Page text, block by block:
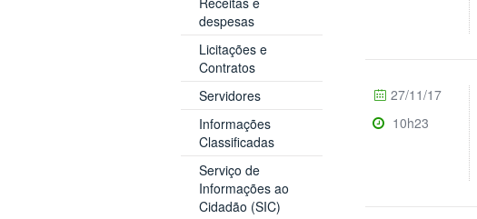
despesas
Licitações e
Contratos
Servidores
Informações
Classificadas
Serviço de
Informações ao
Cidadão (SIC)
27/11/17
10h23